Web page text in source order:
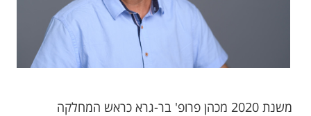
​משנת 2020 מכהן פרופ' בר-גרא כראש המחלקה